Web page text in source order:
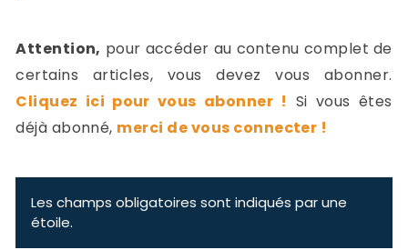
Attention, pour accéder au contenu complet de
certains articles, vous devez vous abonner.
Cliquez ici pour vous abonner ! Si vous êtes
déjà abonné, merci de vous connecter !
Les champs obligatoires sont indiqués par une
étoile.